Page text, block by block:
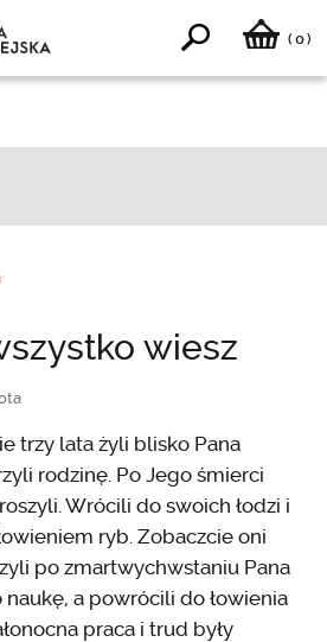
( 0)
wiesz
trzy lata żyli blisko Pana
rodzinę. Po Jego śmierci
Wrócili do swoich łodzi i
ryb. Zobaczcie oni
po zmartwychwstaniu Pana
naukę, a powrócili do łowienia
praca i trud były